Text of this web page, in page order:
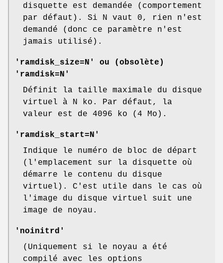
disquette est demandée (comportement
par défaut). Si N vaut 0, rien n'est
demandé (donc ce paramètre n'est
jamais utilisé).
'ramdisk_size=N'
ou (obsolète)
'ramdisk=N'
Définit la taille maximale du disque
virtuel à N ko. Par défaut, la
valeur est de 4096 ko (4 Mo).
'ramdisk_start=N'
Indique le numéro de bloc de départ
(l'emplacement sur la disquette où
démarre le contenu du disque
virtuel). C'est utile dans le cas où
l'image du disque virtuel suit une
image de noyau.
'noinitrd'
(Uniquement si le noyau a été
compilé avec les options